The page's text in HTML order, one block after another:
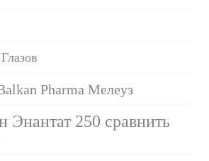
Pharma Мелеуз
Энантат 250 сравнить